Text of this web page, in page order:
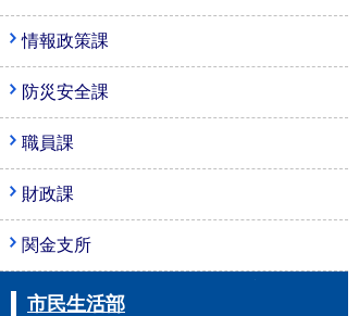
情報政策課
防災安全課
職員課
財政課
関金支所
市民生活部